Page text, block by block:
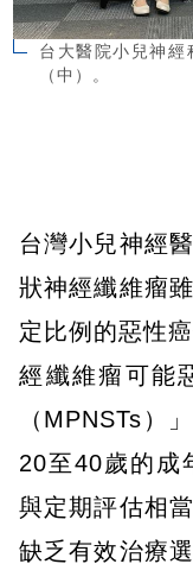
台大醫院小兒神經
（中）。
台灣小兒神經
狀神經纖維瘤
定比例的惡性
經纖維瘤可能
（MPNSTs）
20至40歲的成
與定期評估相
缺乏有效治療